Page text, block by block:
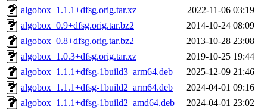
algobox_1.1.1+dfsg.orig.tar.xz
2022-11-06 03:19
algobox_0.9+dfsg.orig.tar.bz2
2014-10-24 08:09
algobox_0.8+dfsg.orig.tar.bz2
2013-10-28 23:08
algobox_1.0.3+dfsg.orig.tar.xz
2019-10-25 19:44
algobox_1.1.1+dfsg-1build3_arm64.deb
2025-12-09 21:46
algobox_1.1.1+dfsg-1build2_arm64.deb
2024-04-01 09:16
algobox_1.1.1+dfsg-1build2_amd64.deb
2024-04-01 23:02